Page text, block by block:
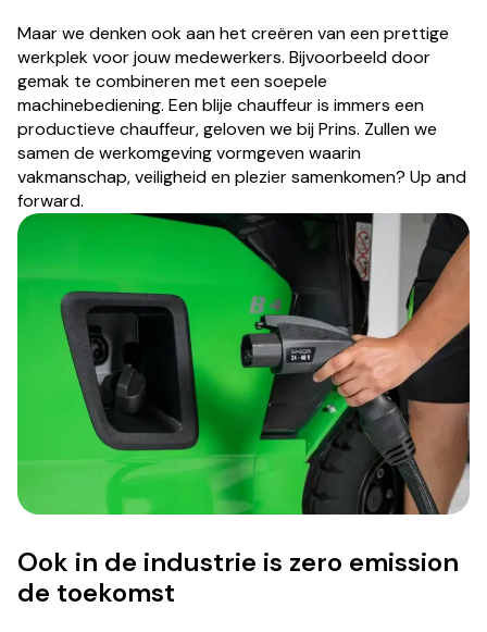
Maar we denken ook aan het creëren van een prettige
werkplek voor jouw medewerkers. Bijvoorbeeld door
gemak te combineren met een soepele
machinebediening. Een blije chauffeur is immers een
productieve chauffeur, geloven we bij Prins. Zullen we
samen de werkomgeving vormgeven waarin
vakmanschap, veiligheid en plezier samenkomen? Up and
forward.
Ook in de industrie is zero emission
de toekomst